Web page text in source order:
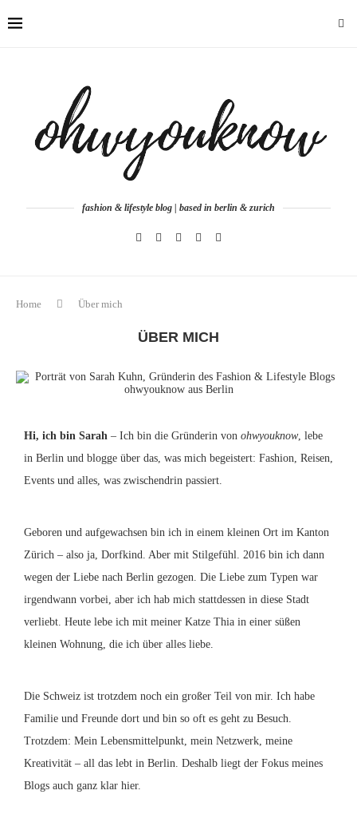
fashion & lifestyle blog | based in berlin & zurich
Home Über mich
ÜBER MICH
Hi, ich bin Sarah – Ich bin die Gründerin von ohwyouknow, lebe
in Berlin und blogge über das, was mich begeistert: Fashion, Reisen,
Events und alles, was zwischendrin passiert.
Geboren und aufgewachsen bin ich in einem kleinen Ort im Kanton
Zürich – also ja, Dorfkind. Aber mit Stilgefühl. 2016 bin ich dann
wegen der Liebe nach Berlin gezogen. Die Liebe zum Typen war
irgendwann vorbei, aber ich hab mich stattdessen in diese Stadt
verliebt. Heute lebe ich mit meiner Katze Thia in einer süßen
kleinen Wohnung, die ich über alles liebe.
Die Schweiz ist trotzdem noch ein großer Teil von mir. Ich habe
Familie und Freunde dort und bin so oft es geht zu Besuch.
Trotzdem: Mein Lebensmittelpunkt, mein Netzwerk, meine
Kreativität – all das lebt in Berlin. Deshalb liegt der Fokus meines
Blogs auch ganz klar hier.